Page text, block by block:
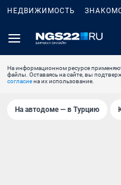
НЕДВИЖИМОСТЬ
На информационном ресурсе
файлы. Оставаясь на сайте, вы
согласиена их использование.
На автодоме — в Турцию